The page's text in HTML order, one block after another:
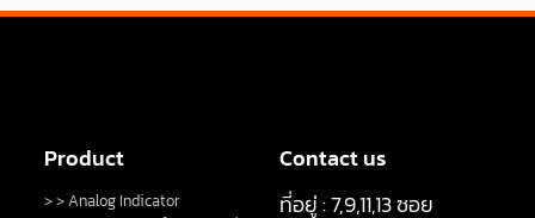
Product
> > Analog Indicator
Contact us
ที่อยู่ : 7,9,11,13 ซอย